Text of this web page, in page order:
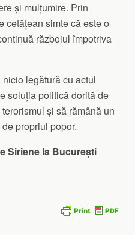
și mulțumire. Prin
cetățean simte că este o
războiul împotriva
legătură cu actul
soluția politică dorită de
și să rămână un
propriul popor.
Siriene la București